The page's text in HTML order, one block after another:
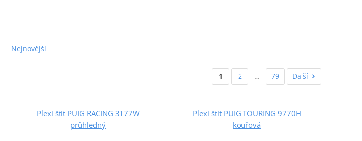
Nejnovější
1 2 … 79 Další
Plexi štít PUIG RACING 3177W
průhledný
Plexi štít PUIG TOURING 9770H
kouřová